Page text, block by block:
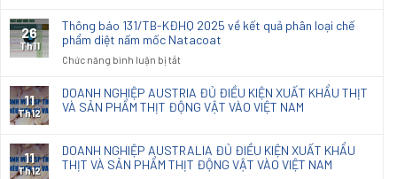
thoi
nhập
khẩu
sx
đồ
code
Giấy
Xenlulo
quả
phân
loại
code
giấy
báo
01/TB-
2025
quả
phân
Kraft
nhập
26
Th11
Thông báo 131/TB-KĐHQ 2025 về kết quả phân loại chế
phẩm diệt nấm mốc Natacoat
Chức năng bình luận bị tắtở
báo
131/TB-
về
kết
11
Th12
DOANH NGHIỆP AUSTRIA ĐỦ ĐIỀU KIỆN XUẤT KHẨU THỊT
VÀ SẢN PHẨM THỊT ĐỘNG VẬT VÀO VIỆT NAM
11
Th12
DOANH NGHIỆP AUSTRALIA ĐỦ ĐIỀU KIỆN XUẤT KHẨU
THỊT VÀ SẢN PHẨM THỊT ĐỘNG VẬT VÀO VIỆT NAM